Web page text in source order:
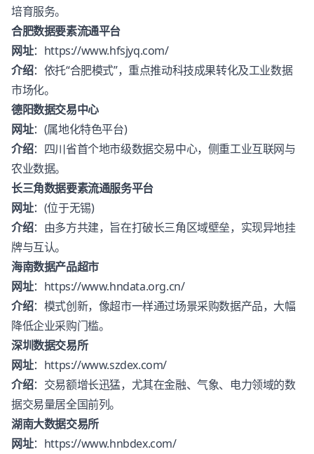
培育服务。
合肥数据要素流通平台
网址： https://www.hfsjyq.com/
介绍：依托“合肥模式”，重点推动科技成果转化及工业数据
市场化。
德阳数据交易中心
网址：(属地化特色平台)
介绍：四川省首个地市级数据交易中心，侧重工业互联网与
农业数据。
长三角数据要素流通服务平台
网址：(位于无锡)
介绍：由多方共建，旨在打破长三角区域壁垒，实现异地挂
牌与互认。
海南数据产品超市
网址： https://www.hndata.org.cn/
介绍：模式创新，像超市一样通过场景采购数据产品，大幅
降低企业采购门槛。
深圳数据交易所
网址： https://www.szdex.com/
介绍：交易额增长迅猛，尤其在金融、气象、电力领域的数
据交易量居全国前列。
湖南大数据交易所
网址： https://www.hnbdex.com/